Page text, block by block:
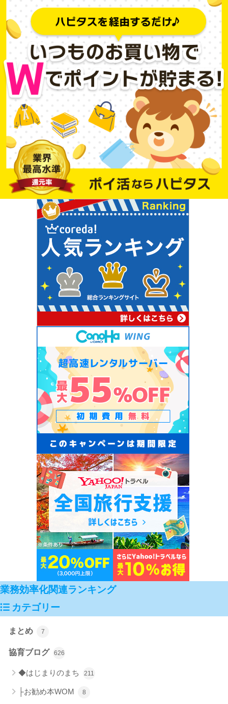
業務効率化関連ランキング
カテゴリー
まとめ 7
協育ブログ 626
◆はじまりのまち 211
├お勧め本WOM 8